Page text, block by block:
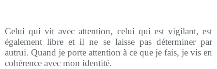
Celui qui vit avec attention, celui qui est vigilant, est
également libre et il ne se laisse pas déterminer par
autrui. Quand je porte attention à ce que je fais, je vis en
cohérence avec mon identité.